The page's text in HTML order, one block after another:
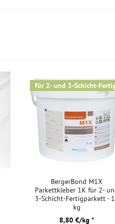
für 2- und 3-Schicht-
BergerBond M1X
Parkettkleber 1K für 2-
3-Schicht-Fertigparkett -
kg
8,80 €/kg *